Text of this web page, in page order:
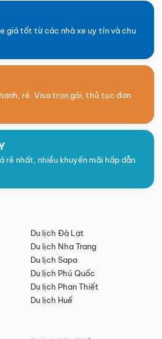
giá tốt từ các nhà xe uy tín và chu
rẻ. Visa trọn gói, thủ tục đơn
rẻ nhất, nhiều khuyến mãi hấp dẫn
Du lịch Đà Lạt
Du lịch Nha Trang
Du lịch Sapa
Du lịch Phú Quốc
Du lịch Phan Thiết
Du lịch Huế